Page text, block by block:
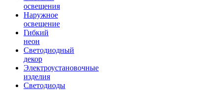
освещения
Наружное
освещение
Гибкий
неон
Светодиодный
декор
Электроустановочные
изделия
Светодиоды